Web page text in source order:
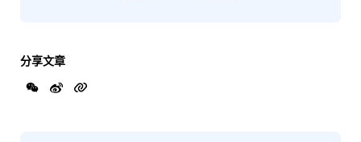
分享文章